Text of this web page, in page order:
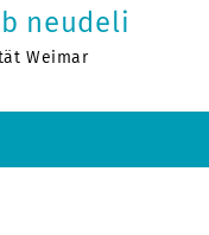
neudeli
Weimar